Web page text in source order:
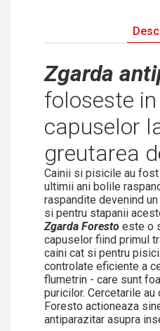
Zgarda
foloseste
capuselor
greutarea
Cainii si pisicile au
ultimii ani bolile
raspandite devenind
si pentru stapanii
Zgarda Foresto este o
capuselor fiind primul
caini cat si pentru
controlate eficiente a
flumetrin - care sunt
puricilor. Cercetarile
Foresto actioneaza
antiparazitar asupra